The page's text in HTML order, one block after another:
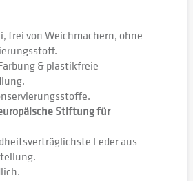
frei von Weichmachern, ohne
& plastikfreie
Stiftung für
Leder aus